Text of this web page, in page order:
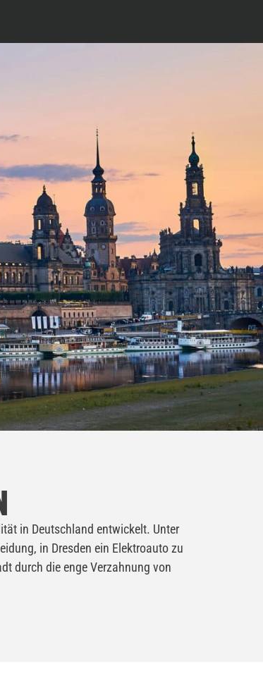
in Deutschland entwickelt. Unter
in Dresden ein Elektroauto zu
durch die enge Verzahnung von